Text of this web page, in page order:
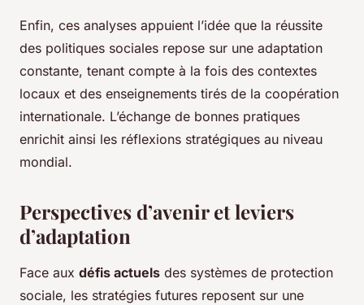
Enfin, ces analyses appuient l’idée que la réussite
des politiques sociales repose sur une adaptation
constante, tenant compte à la fois des contextes
locaux et des enseignements tirés de la coopération
internationale. L’échange de bonnes pratiques
enrichit ainsi les réflexions stratégiques au niveau
mondial.
Perspectives d’avenir et leviers
d’adaptation
Face aux défis actuels des systèmes de protection
sociale, les stratégies futures reposent sur une